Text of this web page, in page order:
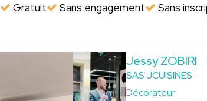
Gratuit Sans engagement Sans
Jessy ZOBIRI
SAS JCUISINES
Décorateur